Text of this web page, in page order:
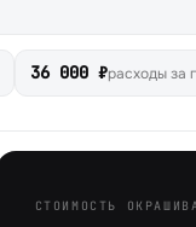
36 000 ₽расходы за
СТОИМОСТЬ